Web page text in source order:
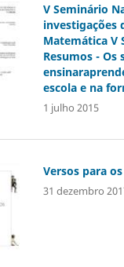
V Seminário
investigações
Matemática V
Resumos - Os
escola e na
1 julho 2015
Versos para
31 dezembro